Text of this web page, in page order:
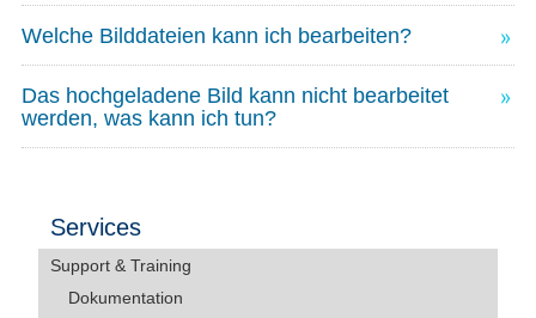
Welche Bilddateien kann ich bearbeiten?
Das hochgeladene Bild kann nicht bearbeitet
werden, was kann ich tun?
Services
Support & Training
Dokumentation